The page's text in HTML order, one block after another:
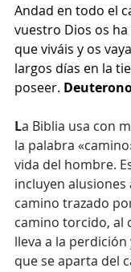
Andad en todo el
vuestro Dios os
que viváis y os
largos días en la
poseer.
La Biblia usa con
la palabra
vida del hombre.
incluyen alusiones
camino trazado
camino torcido, al
lleva a la perdición
que se aparta del